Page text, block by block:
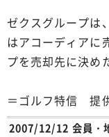
ゼクスグループは
はアコーディアに
プを売却先に決め
＝ゴルフ特信 提
2007/12/12 会員・